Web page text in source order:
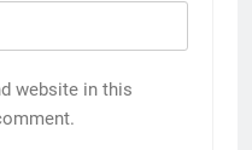
website in this